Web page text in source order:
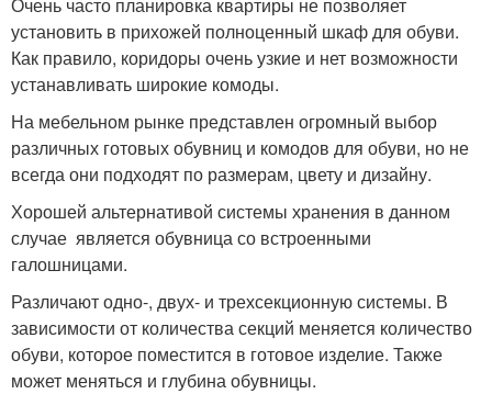
установить в прихожей полноценный шкаф для обуви.
Как правило, коридоры очень узкие и нет возможности
устанавливать широкие комоды.
На мебельном рынке представлен огромный выбор
различных готовых обувниц и комодов для обуви, но не
всегда они подходят по размерам, цвету и дизайну.
Хорошей альтернативой системы хранения в данном
случае является обувница со встроенными
галошницами.
Различают одно-, двух- и трехсекционную системы. В
зависимости от количества секций меняется количество
обуви, которое поместится в готовое изделие. Также
может меняться и глубина обувницы.